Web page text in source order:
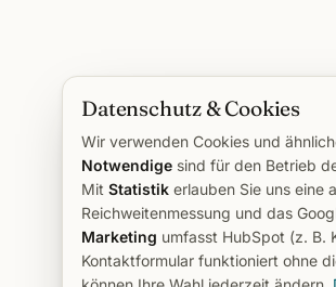
Datenschutz & Cookies
Wir verwenden Cookies und
Notwendige sind für den Betrieb
MitStatistik erlauben Sie uns eine
Reichweitenmessung und das
Marketing umfasst HubSpot (z. B.
Kontaktformular funktioniert ohne